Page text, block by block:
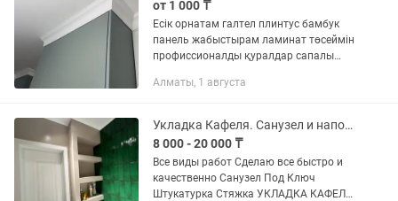
от 1 000 ₸
Есік орнатам галтел плинтус бамбук
панель жабыстырам ламинат төсеймін
профиссионалды қуралдар сапалы
Алматы, 1 августа
Укладка Кафеля. Санузел и напольное покрытие Кухни. Туалеты.
8 000 - 20 000 ₸
Все виды работ Сделаю все быстро и
качественно Санузел Под Ключ
Штукатурка Стяжка УКЛАДКА КАФЕЛЯ